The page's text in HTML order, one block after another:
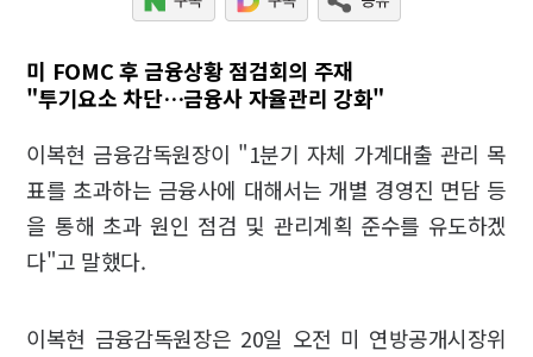
미 FOMC 후 금융상황 점검회의 주재
"투기요소 차단…금융사 자율관리 강화"
이복현 금융감독원장이 "1분기 자체 가계대출 관리 목
표를 초과하는 금융사에 대해서는 개별 경영진 면담 등
을 통해 초과 원인 점검 및 관리계획 준수를 유도하겠
다"고 말했다.
이복현 금융감독원장은 20일 오전 미 연방공개시장위